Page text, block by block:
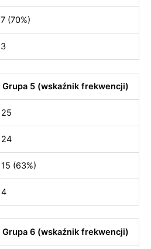
7 (70%)
3
Grupa 5 (wskaźnik frekwencji)
25
24
15 (63%)
4
Grupa 6 (wskaźnik frekwencji)